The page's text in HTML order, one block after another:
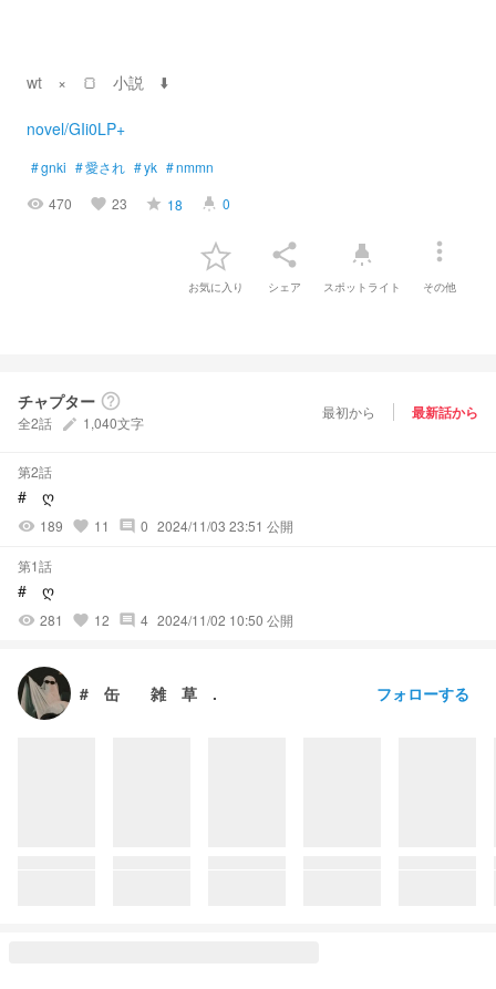
wt × 🍞 小説 ⬇️
novel/GIi0LP+
#gnki #愛され #yk #nmmn
visibility 470 favorite 23 grade 18 highlight 0
お気に入り
share
シェア
highlight
スポットライト
more_vert
その他
チャプター help_outline
全2話 create 1,040文字
最初から 最新話から
第2話
# ღ
visibility 189 favorite 11 comment 0 2024/11/03 23:51 公開
第1話
# ღ
visibility 281 favorite 12 comment 4 2024/11/02 10:50 公開
# 缶 雑 草 . フォローする